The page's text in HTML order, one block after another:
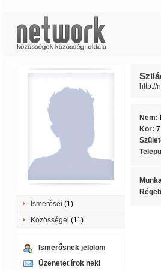
Ismerősei (1)
Közösségei (11)
Ismerősnek jelölöm
Üzenetet írok neki
http://
Nem:
Kor: